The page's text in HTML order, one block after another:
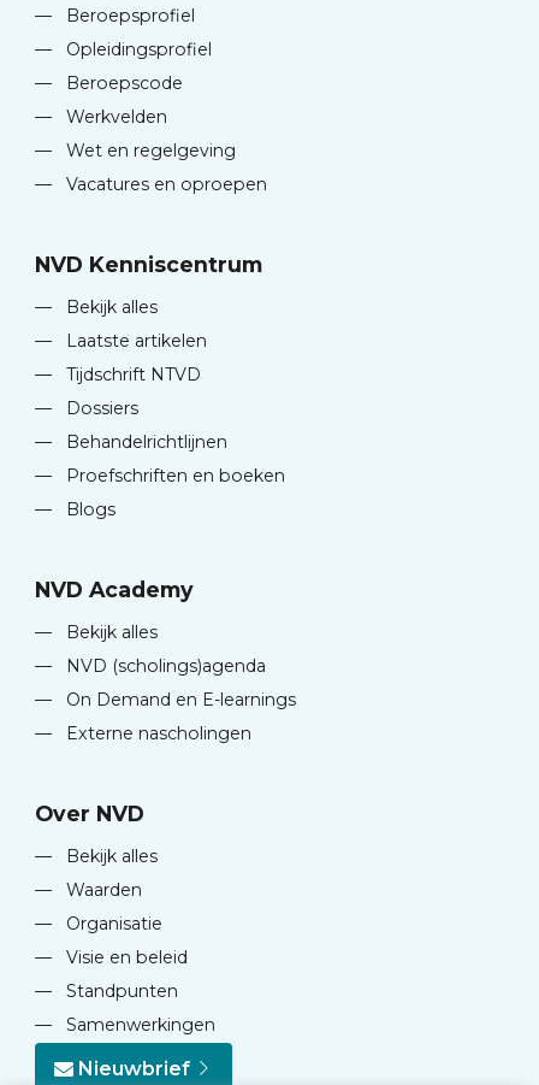
—
Beroepsprofiel
—
Opleidingsprofiel
—
Beroepscode
—
Werkvelden
—
Wet en regelgeving
—
Vacatures en oproepen
NVD Kenniscentrum
—
Bekijk alles
—
Laatste artikelen
—
Tijdschrift NTVD
—
Dossiers
—
Behandelrichtlijnen
—
Proefschriften en boeken
—
Blogs
NVD Academy
—
Bekijk alles
—
NVD (scholings)agenda
—
On Demand en E-learnings
—
Externe nascholingen
Over NVD
—
Bekijk alles
—
Waarden
—
Organisatie
—
Visie en beleid
—
Standpunten
—
Samenwerkingen
Nieuwbrief